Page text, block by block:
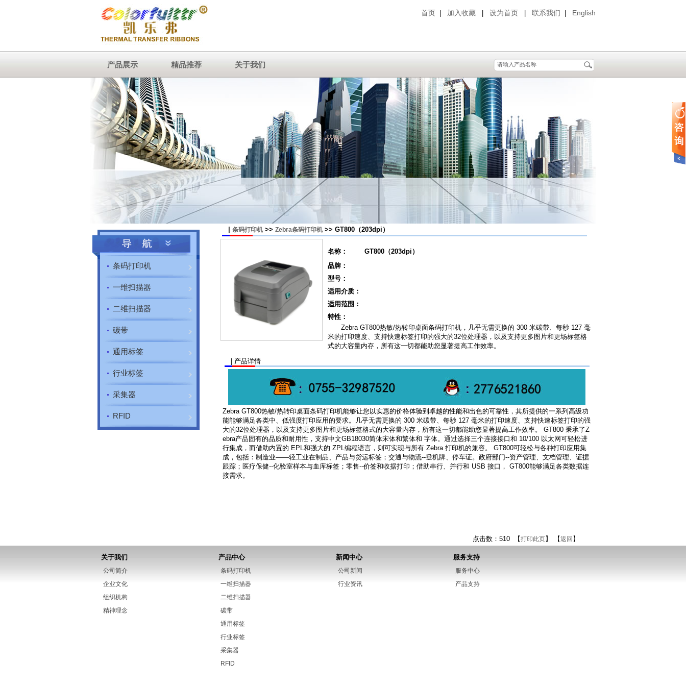
首页 加入收藏 设为首页 联系我们 English
产品展示 精品推荐 关于我们
条码打印机
一维扫描器
二维扫描器
碳带
通用标签
行业标签
采集器
RFID
条码打印机 >> Zebra条码打印机 >> GT800（203dpi）
名称：
GT800（203dpi）
品牌：
型号：
适用介质：
适用范围：
特性：
Zebra GT800热敏/热转印桌面条码打印机，几乎无需更换的 300 米碳带、每秒 127 毫
米的打印速度、支持快速标签打印的强大的32位处理器，以及支持更多图片和更场标签格
式的大容量内存，所有这一切都能助您显著提高工作效率。
| 产品详情
Zebra GT800热敏/热转印桌面条码打印机能够让您以实惠的价格体验到卓越的性能和出色的可靠性，其所提供的一系列高级功
能能够满足各类中、低强度打印应用的要求。几乎无需更换的 300 米碳带、每秒 127 毫米的打印速度、支持快速标签打印的强
大的32位处理器，以及支持更多图片和更场标签格式的大容量内存，所有这一切都能助您显著提高工作效率。 GT800 秉承了Z
ebra产品固有的品质和耐用性，支持中文GB18030简体宋体和繁体和 字体。通过选择三个连接接口和 10/100 以太网可轻松进
行集成，而借助内置的 EPL和强大的 ZPL编程语言，则可实现与所有 Zebra 打印机的兼容。 GT800可轻松与各种打印应用集
成，包括：制造业——轻工业在制品、产品与货运标签；交通与物流--登机牌、停车证。政府部门--资产管理、文档管理、证据
跟踪；医疗保健--化验室样本与血库标签；零售--价签和收据打印；借助串行、并行和 USB 接口， GT800能够满足各类数据连
接需求。
点击数：510 【打印此页】 【返回 】
关于我们
公司简介
企业文化
组织机构
精神理念
产品中心
条码打印机
一维扫描器
二维扫描器
碳带
通用标签
行业标签
采集器
RFID
新闻中心
公司新闻
行业资讯
服务支持
服务中心
产品支持